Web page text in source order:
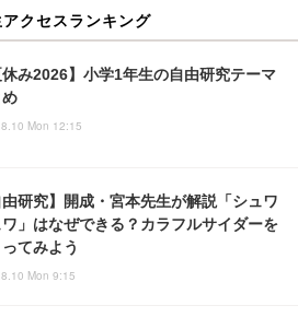
アクセスランキング
休み2026】小学1年生の自由研究テーマ
め
Mon 12:15
由研究】開成・宮本先生が解説「シュワ
ワ」はなぜできる？カラフルサイダーを
てみよう
Mon 9:15